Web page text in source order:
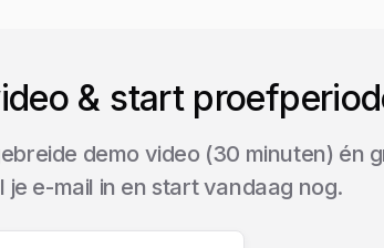
& start
demo video (30 minuten) én
e-mail in en start vandaag nog.